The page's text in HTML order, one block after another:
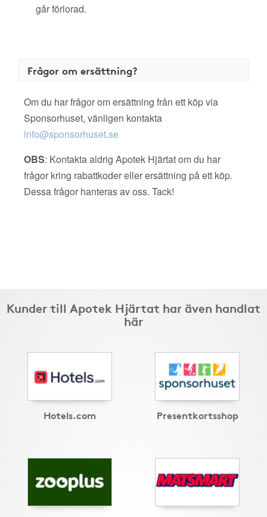
går förlorad.
Frågor om ersättning?
Om du har frågor om ersättning från ett köp via
Sponsorhuset, vänligen kontakta
info@sponsorhuset.se
OBS: Kontakta aldrig Apotek Hjärtat om du har
frågor kring rabattkoder eller ersättning på ett köp.
Dessa frågor hanteras av oss. Tack!
Kunder till Apotek Hjärtat har även handlat
här
Hotels.com Presentkortsshop